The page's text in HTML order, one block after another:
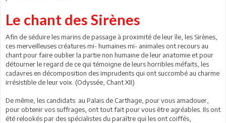
Le chant des Sirènes
Afin de séduire les marins de passage à proximité de leur île, les Sirènes,
ces merveilleuses créatures mi- humaines mi- animales ont recours au
chant pour faire oublier la partie non humaine de leur anatomie et pour
détourner le regard de ce qui témoigne de leurs horribles méfaits, les
cadavres en décomposition des imprudents qui ont succombé au charme
irrésistible de leur voix. (Odyssée, Chant XII)
De même, les candidats au Palais de Carthage, pour vous amadouer,
pour obtenir vos suffrages, ont tout fait pour vous être agréables. Ils ont
été relookés par des spécialistes du paraître qui les ont coiffés,